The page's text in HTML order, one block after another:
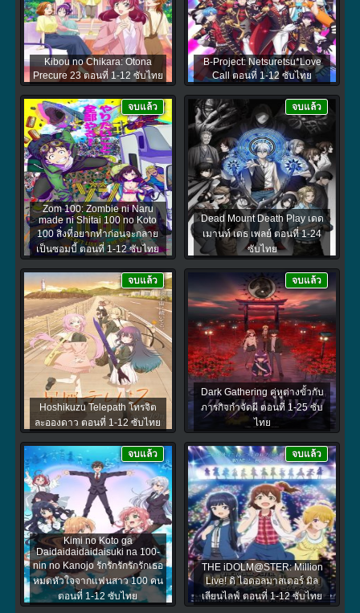
Kibou no Chikara: Otona
Precure 23 ตอนที่ 1-12 ซับไทย
B-Project: Netsuretsu*Love
Call ตอนที่ 1-12 ซับไทย
Zom 100: Zombie ni Naru
made ni Shitai 100 no Koto
100 สิ่งที่อยากทำก่อนจะกลาย
เป็นซอมบี้ ตอนที่ 1-12 ซับไทย
จบแล้ว
Dead Mount Death Play เดด
เมานท์ เดธ เพลย์ ตอนที่ 1-24
ซับไทย
จบแล้ว
Hoshikuzu Telepath โทรจิต
ละอองดาว ตอนที่ 1-12 ซับไทย
จบแล้ว
Dark Gathering คู่หูต่างขั้วกับ
ภารกิจกำจัดผี ตอนที่ 1-25 ซับ
ไทย
จบแล้ว
Kimi no Koto ga
Daidaidaidaidaisuki na 100-
nin no Kanojo รักรักรักรักรักเธอ
หมดหัวใจจากแฟนสาว 100 คน
ตอนที่ 1-12 ซับไทย
จบแล้ว
THE iDOLM@STER: Million
Live! ดิ ไอดอลมาสเตอร์ มิล
เลียนไลฟ์ ตอนที่ 1-12 ซับไทย
จบแล้ว